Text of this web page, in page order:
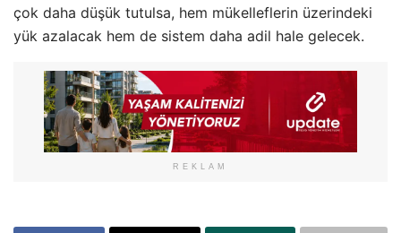
çok daha düşük tutulsa, hem mükelleflerin üzerindeki
yük azalacak hem de sistem daha adil hale gelecek.
REKLAM